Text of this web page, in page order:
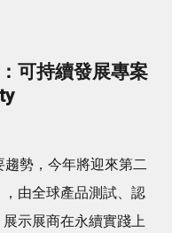
可持續發展專案
勢，今年將迎來第二
由全球產品測試、認
示展商在永續實踐上